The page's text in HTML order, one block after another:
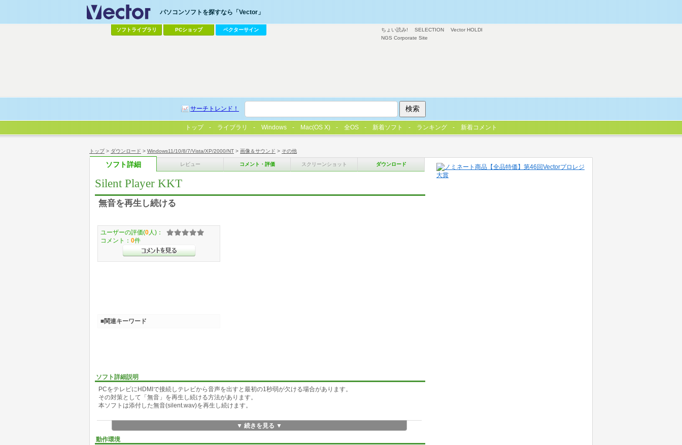
トップ> ダウンロード > Windows11/10/8/7/Vista/XP/2000/NT > 画像＆サウンド > その他
ソフト詳細 レビュー コメント・評価 スクリーンショット ダウンロード
Silent Player KKT
無音を再生し続ける
ソフト詳細説明
PCをテレビにHDMIで接続しテレビから音声を出すと最初の1秒弱が欠ける場合があります。
その対策として「無音」を再生し続ける方法があります。
本ソフトは添付した無音(silent.wav)を再生し続けます。
▼ 続きを見る ▼
動作環境
ユーザーの評価(0 人)：
コメント： 0件
■関連キーワード
ちょい読み! SELECTION
Vector HOLDI
NGS Corporate Site
パソコンソフトを探すなら「Vector」
ソフトライブラリ PCショップ ベクターサイン
サーチトレンド！
トップ ライブラリ Windows Mac(OS X) 全OS 新着ソフト ランキング 新着コメント